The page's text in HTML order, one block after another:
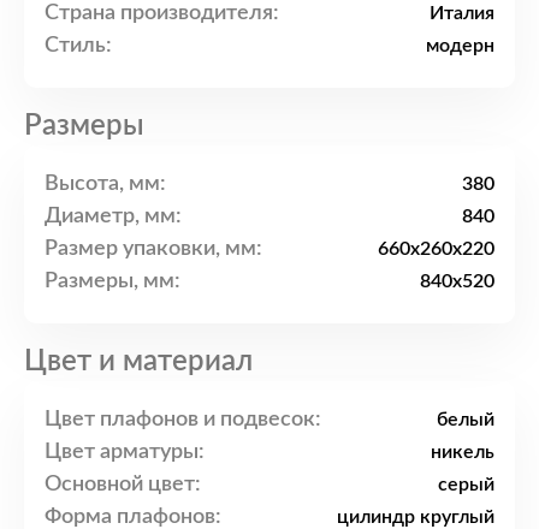
Страна производителя: Италия
Стиль: модерн
Размеры
Высота, мм: 380
Диаметр, мм: 840
Размер упаковки, мм: 660x260x220
Размеры, мм: 840x520
Цвет и материал
Цвет плафонов и подвесок: белый
Цвет арматуры: никель
Основной цвет: серый
Форма плафонов: цилиндр круглый